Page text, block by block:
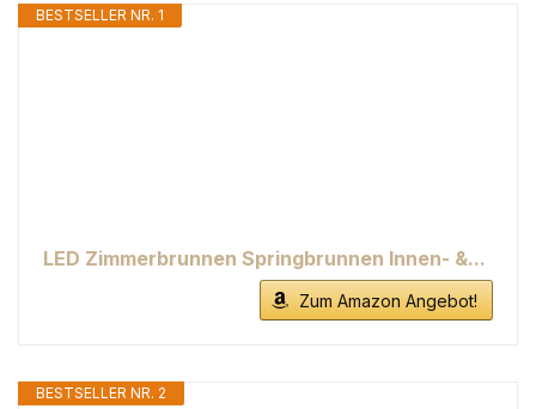
BESTSELLER NR. 1
LED Zimmerbrunnen Springbrunnen Innen- &...
Zum Amazon Angebot!
BESTSELLER NR. 2